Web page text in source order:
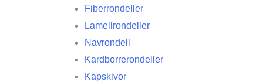
Fiberrondeller
Lamellrondeller
Navrondell
Kardborrerondeller
Kapskivor